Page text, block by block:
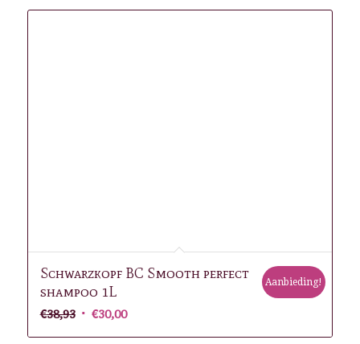
Schwarzkopf BC Smooth perfect
shampoo 1L
€38,93 Oorspronkelijke
€30,00Huidige
Aanbieding!